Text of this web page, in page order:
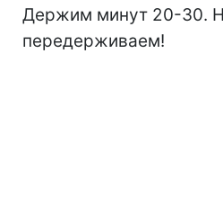
Держим минут 20-30.
передерживаем!